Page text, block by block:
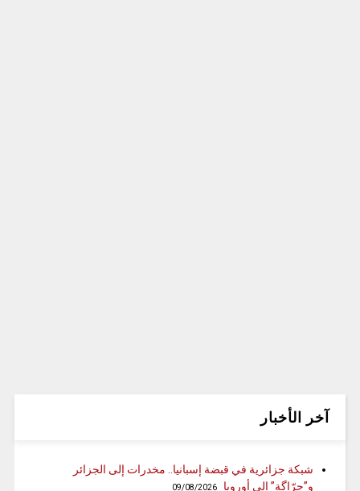
آخر الأخبار
شبكة جزائرية في قبضة إسبانيا.. مخدرات إلى الجزائر
و”حرّاگة” إلى أوروبا
09/08/2026